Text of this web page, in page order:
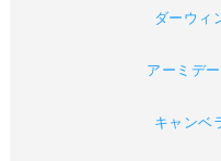
ダーウィ
アーミデ
キャンベ